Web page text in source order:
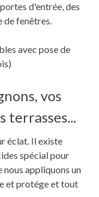
d'entrée, des
de fenêtres.
avec pose de
vos
terrasses...
éclat. Il existe
spécial pour
appliquons un
et protége et tout